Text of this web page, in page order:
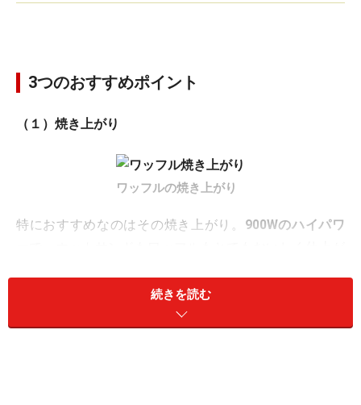
3つのおすすめポイント
（１）焼き上がり
ワッフルの焼き上がり
特におすすめなのはその焼き上がり。 900Wのハイパワ
中はふっくらとしたおいしい食感となり、本格的な味が
続きを読む